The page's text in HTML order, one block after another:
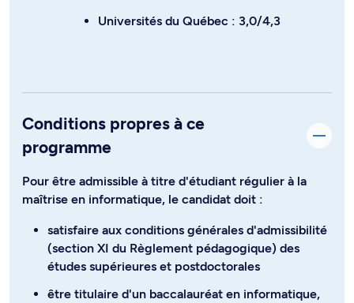
Universités du Québec : 3,0/4,3
Conditions propres à ce
programme
Pour être admissible à titre d'étudiant régulier à la
maîtrise en informatique, le candidat doit :
satisfaire aux conditions générales d'admissibilité
(section XI du Règlement pédagogique) des
études supérieures et postdoctorales
être titulaire d'un baccalauréat en informatique,